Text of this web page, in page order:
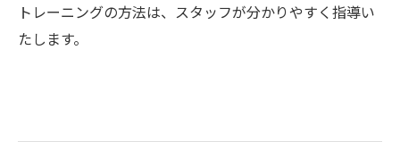
トレーニングの方法は、スタッフが分かりやすく指導い
たします。